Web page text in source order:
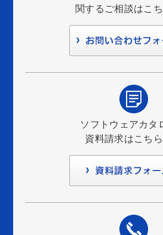
関するご相談はこ
ソフトウェアカタ
資料請求はこち